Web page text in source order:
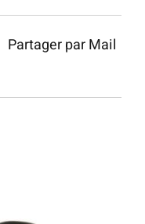
Partager par Mail